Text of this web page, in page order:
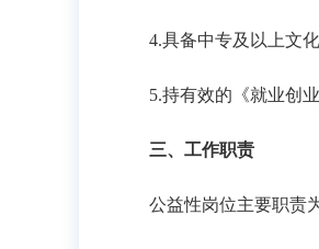
4.具备中专及以上文化
5.持有效的《就业创业
三、工作职责
公益性岗位主要职责为